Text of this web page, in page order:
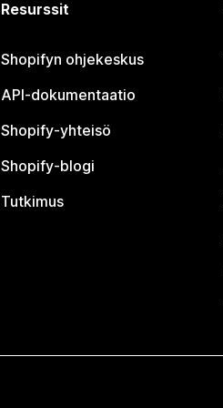
Resurssit
Shopifyn ohjekeskus
API-dokumentaatio
Shopify-yhteisö
Shopify-blogi
Tutkimus